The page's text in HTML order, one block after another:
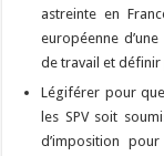
astreinte en
européenne
de travail et
Légiférer pour
les SPV soit
d’imposition